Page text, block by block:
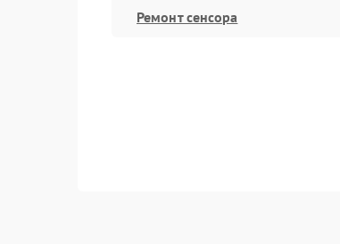
Ремонт сенсора